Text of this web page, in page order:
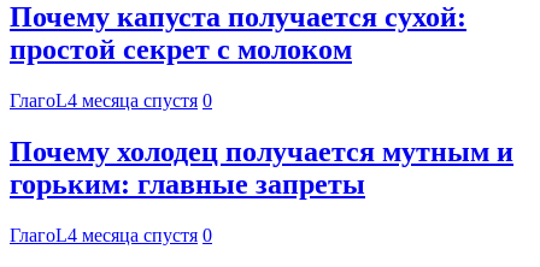
Почему капуста получается сухой:
простой секрет с молоком
ГлагоL4 месяца спустя 0
Почему холодец получается мутным и
горьким: главные запреты
ГлагоL4 месяца спустя 0